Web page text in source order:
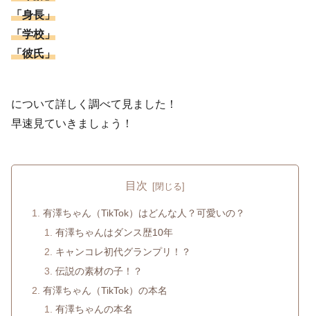
「身長」
「学校」
「彼氏」
について詳しく調べて見ました！
早速見ていきましょう！
目次
有澤ちゃん（TikTok）はどんな人？可愛いの？
有澤ちゃんはダンス歴10年
キャンコレ初代グランプリ！？
伝説の素材の子！？
有澤ちゃん（TikTok）の本名
有澤ちゃんの本名